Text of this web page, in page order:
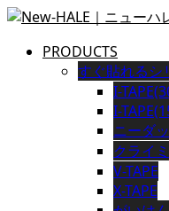
PRODUCTS
すぐ貼れるシ
I-
I-
ニーダ
クライ
V-TAPE
X-TAPE